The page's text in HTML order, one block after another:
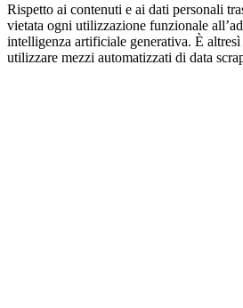
Rispetto ai contenuti e ai dati personali
vietata ogni utilizzazione funzionale
intelligenza artificiale generativa. È
utilizzare mezzi automatizzati di data